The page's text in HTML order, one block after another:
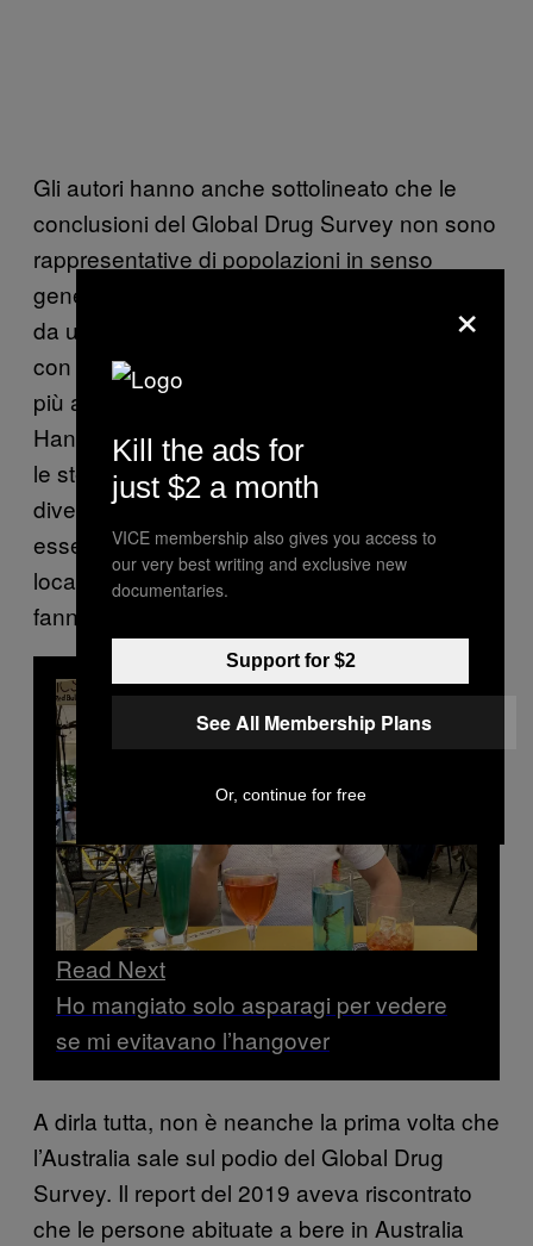
Gli autori hanno anche sottolineato che le
conclusioni del Global Drug Survey non sono
rappresentative di popolazioni in senso
generale, perché i dati utilizzati provengono
da un campione non probabilistico di persone
con abitudini di consumo ‘significativamente
più alte’ rispetto alla popolazione generale.
Hanno aggiunto, però, che “Poiché poniamo
le stesse domande nello stesso modo in
diverse parti del mondo, i nostri dati possono
essere utilizzati per evidenziare variazioni
locali ed esplorare come diverse popolazioni
fanno uso di droghe.”
Read Next
Ho mangiato solo asparagi per vedere
se mi evitavano l’hangover
A dirla tutta, non è neanche la prima volta che
l’Australia sale sul podio del Global Drug
Survey. Il report del 2019 aveva riscontrato
che le persone abituate a bere in Australia
×
Kill the ads for
just $2 a month
VICE membership also gives you access to
our very best writing and exclusive new
documentaries.
Support for $2
See All Membership Plans
Or, continue for free